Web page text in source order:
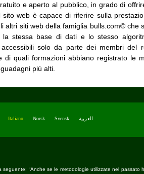
e aperto al pubblico, in grado di
web è capace di riferire sulla
altri siti web della famiglia bulls.com© che
la stessa base di dati e lo stesso
solo da parte dei membri
di quali formazioni abbiano registrato le
più alti.
Italiano Norsk Svensk العربية
“Anche se le metodologie utilizzate nel